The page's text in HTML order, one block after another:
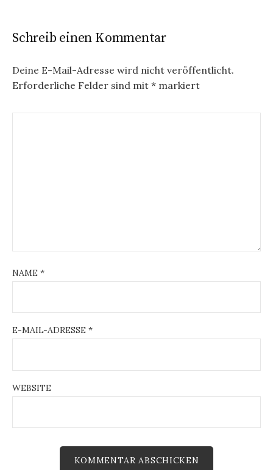
Schreib einen Kommentar
Deine E-Mail-Adresse wird nicht veröffentlicht.
Erforderliche Felder sind mit * markiert
NAME *
E-MAIL-ADRESSE *
WEBSITE